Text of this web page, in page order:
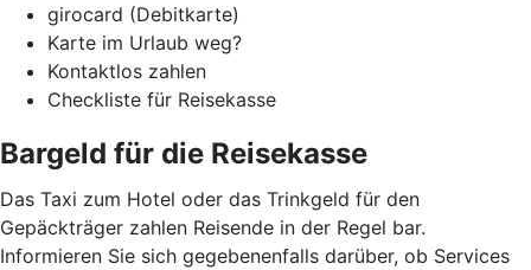
girocard (Debitkarte)
Karte im Urlaub weg?
Kontaktlos zahlen
Checkliste für Reisekasse
Bargeld für die Reisekasse
Das Taxi zum Hotel oder das Trinkgeld für den
Gepäckträger zahlen Reisende in der Regel bar.
Informieren Sie sich gegebenenfalls darüber, ob Services